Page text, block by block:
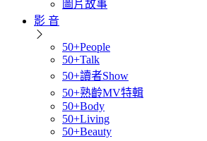
圖片故事
影 音
50+People
50+Talk
50+讀者Show
50+熟齡MV特輯
50+Body
50+Living
50+Beauty